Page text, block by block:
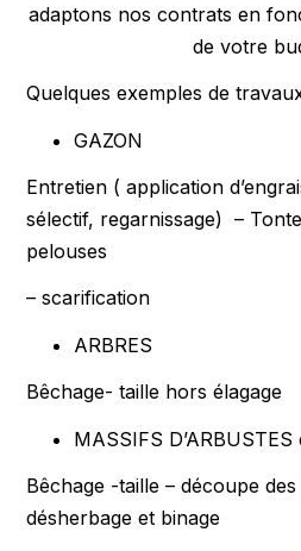
adaptons nos contrats en
de votre
Quelques exemples de
GAZON
Entretien ( application
sélectif, regarnissage) –
pelouses
– scarification
ARBRES
Bêchage- taille hors élagage
MASSIFS
Bêchage -taille – découpe
désherbage et binage